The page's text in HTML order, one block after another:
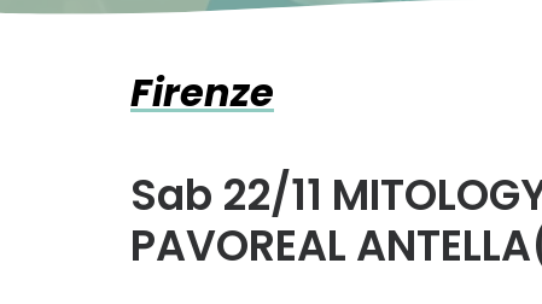
Firenze
Sab 22/11
PAVOREAL